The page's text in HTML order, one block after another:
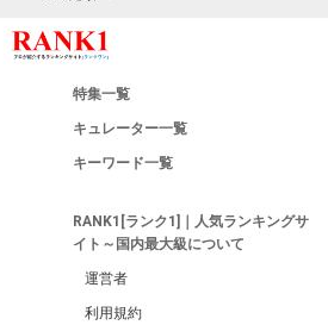
特集一覧
キュレーター一覧
キーワード一覧
RANK1[ランク1]｜人気ランキングサ
イト～国内最大級について
運営者
利用規約